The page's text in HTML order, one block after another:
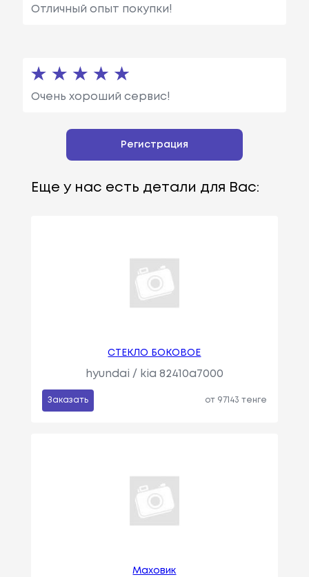
Отличный опыт покупки!
Очень хороший сервис!
Регистрация
Еще у нас есть детали для Вас:
СТЕКЛО БОКОВОЕ
hyundai / kia 82410a7000
Заказать от 97143 тенге
Маховик